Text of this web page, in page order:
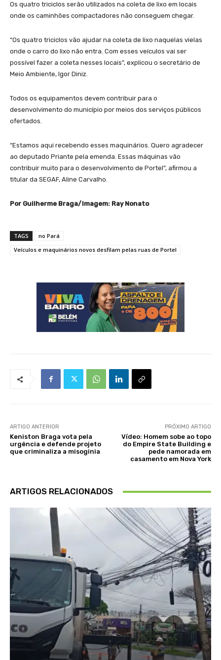
Os quatro triciclos serão utilizados na coleta de lixo em locais
onde os caminhões compactadores não conseguem chegar.
“Os quatro triciclos vão ajudar na coleta de lixo naquelas vielas
onde o carro do lixo não entra. Com esses veículos vai ser
possível fazer a coleta nesses locais”, explicou o secretário de
Meio Ambiente, Igor Diniz.
Todos os equipamentos devem contribuir para o
desenvolvimento do município por meios dos serviços públicos
ofertados.
“Estamos aqui recebendo esses maquinários. Quero agradecer
ao deputado Priante pela emenda. Essas máquinas vão
contribuir muito para o desenvolvimento de Portel”, afirmou a
titular da SEGAF, Aline Carvalho.
Por Guilherme Braga/Imagem: Ray Nonato
TAGS
no Pará
Veículos e maquinários novos desfilam pelas ruas de Portel
ARTIGO ANTERIOR
Keniston Braga vota pela
urgência e defende projeto
que criminaliza a misoginia
PRÓXIMO ARTIGO
Vídeo: Homem sobe ao topo
do Empire State Building e
pede namorada em
casamento em Nova York
ARTIGOS RELACIONADOS